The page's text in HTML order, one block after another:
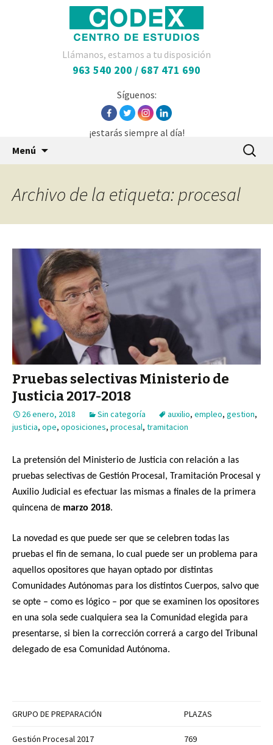
Llámanos, estamos a tu disposición
963 540 200 / 687 471 690
Síguenos:
¡estarás siempre al día!
Menú
Buscar:
Archivo de la etiqueta: procesal
Pruebas selectivas Ministerio de
Justicia 2017-2018
26 enero, 2018 Sin categoría auxilio, empleo, gestion,
justicia, ope, oposiciones, procesal, tramitacion
La pretensión del Ministerio de Justicia con relación a las
pruebas selectivas de Gestión Procesal, Tramitación Procesal y
Auxilio Judicial es efectuar las mismas a finales de la primera
quincena de marzo 2018.
La novedad es que puede ser que se celebren todas las
pruebas el fin de semana, lo cual puede ser un problema para
aquellos opositores que hayan optado por distintas
Comunidades Autónomas para los distintos Cuerpos, salvo que
se opte – como es lógico – por que se examinen los opositores
en una sola sede cualquiera sea la Comunidad elegida para
presentarse, si bien la corrección correrá a cargo del Tribunal
delegado de esa Comunidad Autónoma.
GRUPO DE PREPARACIÓN PLAZAS
Gestión Procesal 2017 769